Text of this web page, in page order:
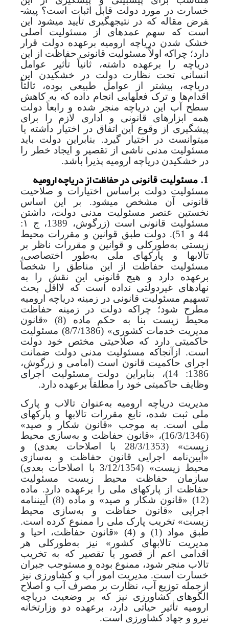
خسارت در مورد دولت قابل اثبات است؟پیش­
فرض مقاله که در نتیجه­گیری تأیید می­شود این
است که سهم عمده­ای از مسئولیت اصلی
خشک شدن دریاچه ارومیه برعهده دولت قرار
دارد؛ چراکه اولاً مسئولیت قانونی حفاظت از این
دریاچه را برعهده داشته، ثانیاً تأثیر عوامل
انسانی تحت نظارت دولت در خشکیدن این
دریاچه، بیشتر از عوامل طبیعی بوده، ثالثاً
اقدام‌ها و ترک فعل­هایی انجام داده که به کاهش
سطح آب این دریاچه منجر شده و رابعاً دولت
همه ابزارهای قانونی و اداری لازم را برای
پیشگیری از وقوع این اتفاق در اختیار داشته یا
می­توانست در اختیار گیرد. بنابراین دولت باید
مسئولیت مدنی ناشی از تقصیر و ایجاد خطر را
در خشکیدن دریاچه ارومیه پذیرا باشد.
1. مسئولیت قانونی در حفاظت از دریاچه ارومیه
مسئولیت دولت براساس اختیارات و صلاحیت
قانونی آن مشخص می­شود. بر این اساس
نخستین عنصر مسئولیت مدنی دولت، داشتن
مسئولیت قانونی است (زرگوش، 1389، ج ۱:
44
و 51). دولت طبق قوانین و مقررات محیط
زیستی به‌طورکلی و قوانین و مقررات ناظر بر
تالاب­ها و پارک­های ملی به‌طور اختصاصی،
مسئولیت حفاظت از این مناطق را شخصاً
برعهده دارد و هیچ قانونی این نقش را به
نهادهای غیردولتی نداده است که لااقل بحث
تسهیم مسئولیت قانونی در زمینه دریاچه ارومیه
مطرح شود؛ چراکه دولت در زمینه حفاظت
محیط زیست بنا به حکم ماده (8) «قانون
مدیریت خدمات کشوری»(8/7/1386)
مسئولیت
حاکمیتی دارد که صلاحیتی مختص خود دولت
است. ازآنجاکه مسئولیت مدنی دولت ضمانت
اجرای حاکمیت قانون است (امامی و زرگوش،
1386: 14)، بنابراین دولت مسئولیت اجرای
وظایف حاکمیتی خود را مطلقاً برعهده دارد.
مدیریت دریاچه ارومیه به‌عنوان تالاب و پارک
ملی ثبت شده، تابع مقررات تالاب­ها و پارک­های
ملی است. به موجب «قانون شکار و صید»
(16/3/1346)، «قانون حفاظت و به‌سازی محیط
زیست» (28/3/1353 با اصلاحات بعدی) و
« آیین‌نامه اجرایی قانون حفاظت و به‌سازی
محیط زیست» (3/12/1354 با اصلاحات بعدی)
سازمان حفاظت محیط زیست مسئولیت
حفاظت از پارک­های ملی را برعهده دارد. ماده
(12) «
قانون شکار و صید» و
ماده (8) آیین­نامه
اجرایی
«قانون حفاظت و به‌سازی محیط
زیست» تخریب پارک ملی را ممنوع کرده­ است.
طبق مواد (1) و (4) «
قانون حفاظت، احیا و
مدیریت تالاب­های کشور» نیز به‌طور‌کلی هر
اقدامی اعم از قصور یا تقصیر که به تخریب
تالاب منجر شود، ممنوع بوده و مستوجب جبران
خسارت است. مدیریت امور آب و کشاورزی نیز
ازجمله توزیع آب، نظارت بر مصرف آب و اصلاح
الگوهای کشاورزی نیز که بر وضعیت دریاچه
ارومیه تأثیر حیاتی دارد، برعهده دو وزارتخانه
نیرو و جهاد کشاورزی است.